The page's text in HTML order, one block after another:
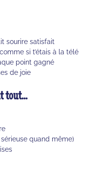
sourire satisfait
si t’étais à la télé
point gagné
de joie
tout...
quand même)